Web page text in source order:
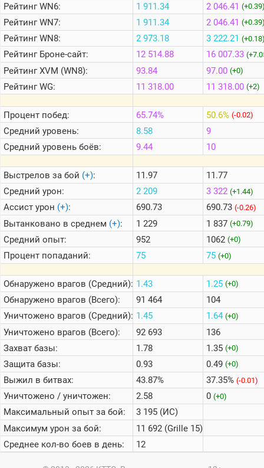
Портал
Мира
Танков
РейтингWN6:
РейтингWN7:
РейтингWN8:
РейтингБроне-сайт:
РейтингXVM (WN8):
РейтингWG:
Процент побед:
Средний уровень:
Средний уровень боёв:
Выстрелов за бой (+):
Средний урон:
Ассист урон (+):
Вытанковано в среднем (+):
Средний опыт:
Процент попаданий:
Обнаружено врагов (Средний):
Обнаружено врагов (Всего):
Уничтожено врагов (Средний):
Уничтожено врагов (Всего):
Захват базы:
Защита базы:
Выжил в битвах:
Уничтожено / уничтожен:
Максимальный опыт за бой:
Максимум урон за бой:
Среднее кол-во боев в день:
1 911.34
1 911.34
2 973.18
12 514.88
93.84
11 318.00
65.74%
8.58
9.44
11.97
2 209
690.73
1 229
952
75
1.43
91 464
1.45
92 693
1.78
0.93
43.87%
2.58
3 195 (ИС)
11 692 (Grille 15)
12
2 046.41
2 046.41
3 222.21
16 007.33
97.00 (+0)
11 318.00 (+2)
50.6% (-0.02)
9
10
11.77
3 322 (+1.44)
690.73 (-0.26)
1 837 (+0.79)
1062 (+0)
75 (+0)
1.25 (+0)
104
1.64 (+0)
136
1.35 (+0)
0.49 (+0)
37.35% (-0.01)
0 (+0)